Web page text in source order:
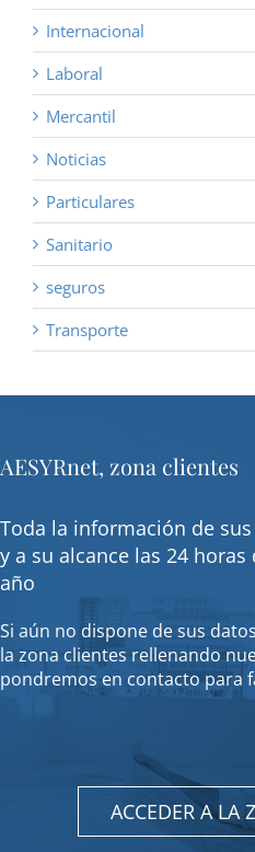
Internacional
Laboral
Mercantil
Noticias
Particulares
Sanitario
seguros
Transporte
AESYRnet, zona clientes
Toda la información de
y a su alcance las 24
año
Si aún no dispone de sus
la zona clientes rellenando
pondremos en contacto para
ACCEDER A LA